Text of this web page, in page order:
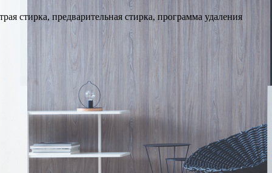
стирка, предварительная стирка, программа удаления